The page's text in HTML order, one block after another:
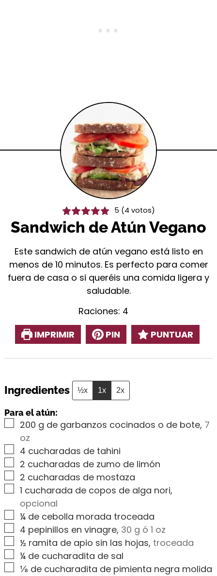
5 (4 votos)
Sandwich de Atún Vegano
Este sandwich de atún vegano está listo en
menos de 10 minutos. Es perfecto para comer
fuera de casa o si queréis una comida ligera y
saludable.
Raciones: 4
IMPRIMIR
PIN PUNTUAR
Ingredientes ½x 1x 2x
Para el atún:
▢
200 g de garbanzos cocinados o de bote, 7
oz
▢
4 cucharadas de tahini
▢
2 cucharadas de zumo de limón
▢
2 cucharadas de mostaza
▢1 cucharada de copos de alga nori,
opcional
▢
¼ de cebolla morada troceada
▢
4 pepinillos en vinagre, 30 g ó 1 oz
▢
½ ramita de apio sin las hojas, troceada
▢
¼ de cucharadita de sal
▢
⅛ de cucharadita de pimienta negra molida